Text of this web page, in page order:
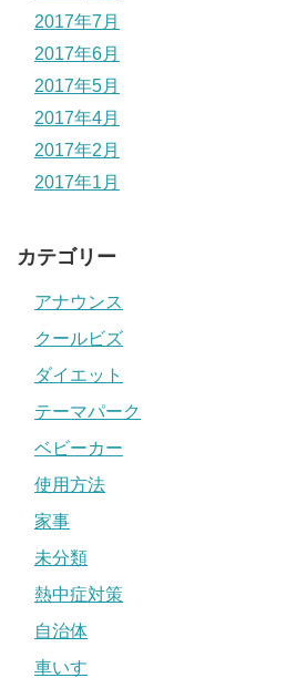
2017年7月
2017年6月
2017年5月
2017年4月
2017年2月
2017年1月
カテゴリー
アナウンス
クールビズ
ダイエット
テーマパーク
ベビーカー
使用方法
家事
未分類
熱中症対策
自治体
車いす